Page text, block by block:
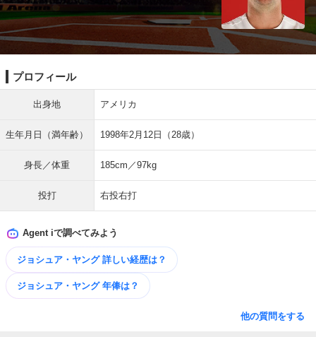
プロフィール
出身地 アメリカ
生年月日（満年齢） 1998年2月12日（28歳）
身長／体重 185cm／97kg
投打 右投右打
Agent iで調べてみよう
ジョシュア・ヤング 詳しい​経歴は？
ジョシュア・ヤング 年俸は？
他の質問をする